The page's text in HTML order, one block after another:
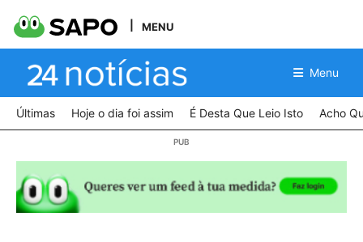
MENU
Menu
Últimas Hoje o dia foi assim É Desta Que Leio Isto Acho